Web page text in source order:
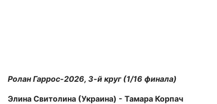
Ролан Гаррос-2026, 3-й круг (1/16 финала)
Элина Свитолина (Украина) - Тамара Корпач